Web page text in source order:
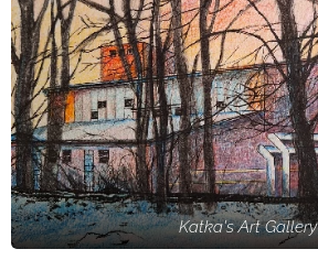
Katka's Art Gallery